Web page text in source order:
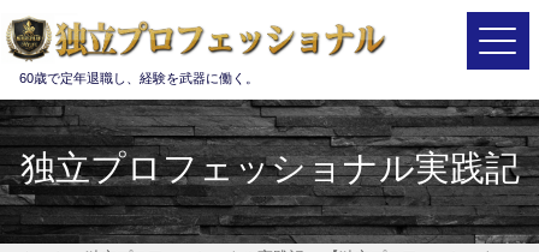
Main Navigation
60歳で定年退職し、経験を武器に働く。
独立プロフェッショナル実践記